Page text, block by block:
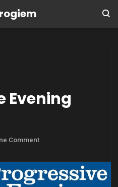
Evening
Comment